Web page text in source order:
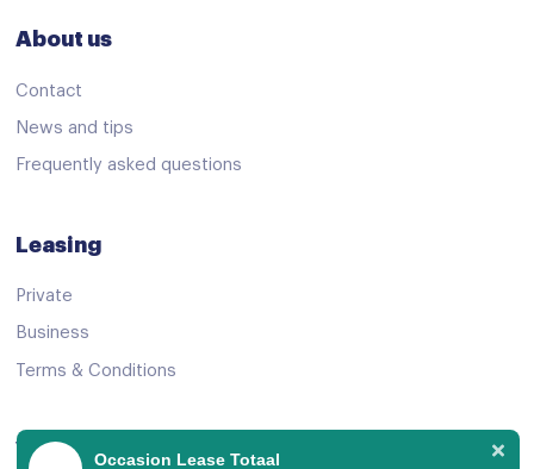
Stuurbekrachtiging
Start/stop systeem
adaptive cruise control
About us
Contact
News and tips
Frequently asked questions
Leasing
Private
Business
Terms & Conditions
View OfferOccasion Lease Totaal